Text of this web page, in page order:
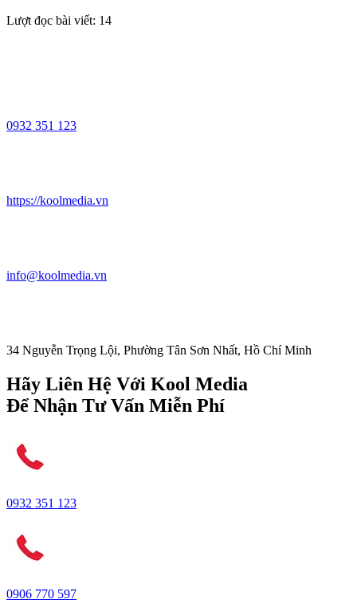
Lượt đọc bài viết: 14
0932 351 123
https://koolmedia.vn
info@koolmedia.vn
34 Nguyễn Trọng Lội, Phường Tân Sơn Nhất, Hồ Chí Minh
Hãy Liên Hệ Với Kool Media
Để Nhận Tư Vấn Miễn Phí
0932 351 123
0906 770 597